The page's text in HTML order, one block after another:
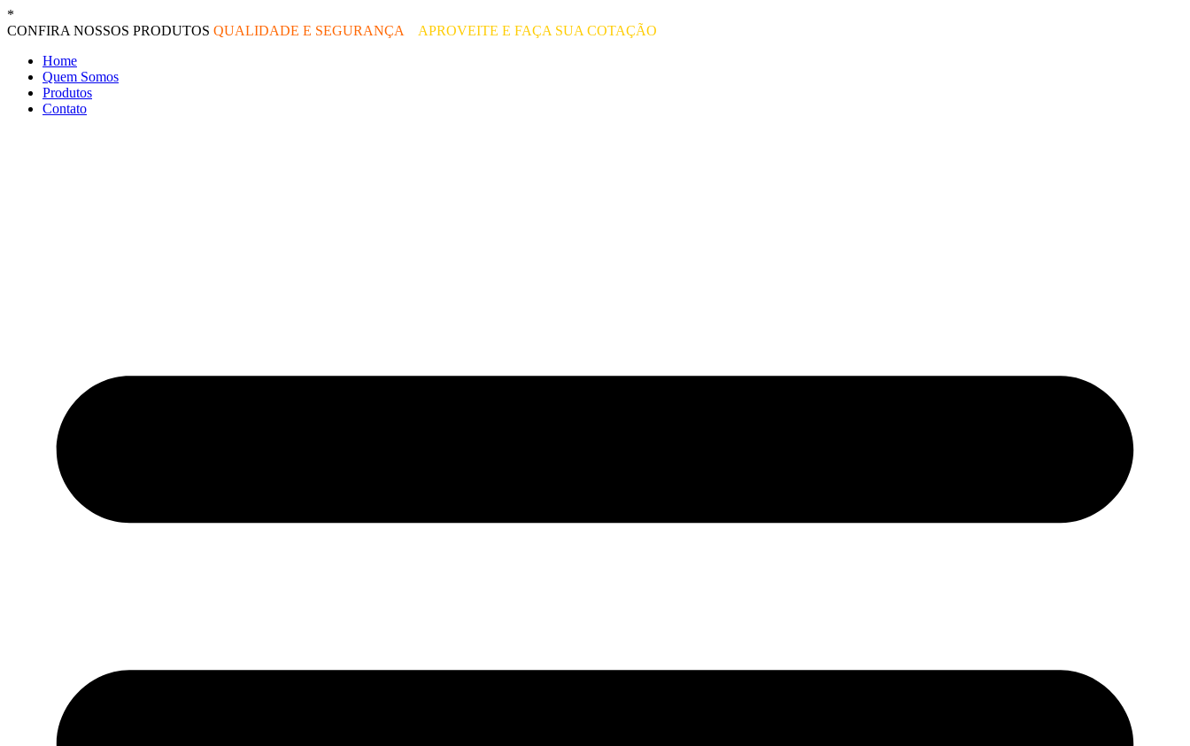
Ir
para
conteúdo
*
CONFIRA NOSSOS PRODUTOS QUALIDADE E SEGURANÇA
APROVEITE E FAÇA SUA COTAÇÃO
Home
Quem Somos
Produtos
Contato